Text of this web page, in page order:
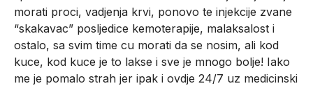
morati proci, vadjenja krvi, ponovo te injekcije zvane
“skakavac” posljedice kemoterapije, malaksalost i
ostalo, sa svim time cu morati da se nosim, ali kod
kuce, kod kuce je to lakse i sve je mnogo bolje! Iako
me je pomalo strah jer ipak i ovdje 24/7 uz medicinski